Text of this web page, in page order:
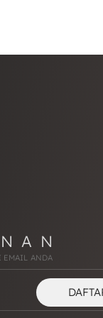
EMAIL ANDA